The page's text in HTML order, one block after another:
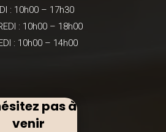
: 10h00 – 17h30
: 10h00 – 18h00
: 10h00 – 14h00
pas à
venir